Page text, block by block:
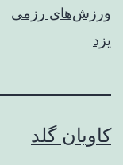
ورزش‌های رزمی
یزد
کاویان گلد